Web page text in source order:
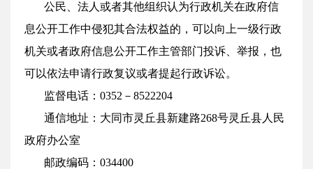
公民、法人或者其他组织认为行政机关在政府信
息公开工作中侵犯其合法权益的，可以向上一级行政
机关或者政府信息公开工作主管部门投诉、举报，也
可以依法申请行政复议或者提起行政诉讼。
监督电话：0352－8522204
通信地址：大同市灵丘县新建路268号灵丘县人民
政府办公室
邮政编码：034400